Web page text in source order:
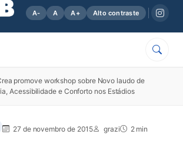
A- A A+ Alto contraste
promove workshop sobre Novo laudo de
Acessibilidade e Conforto nos Estádios
27 de novembro de 2015 grazi 2 min